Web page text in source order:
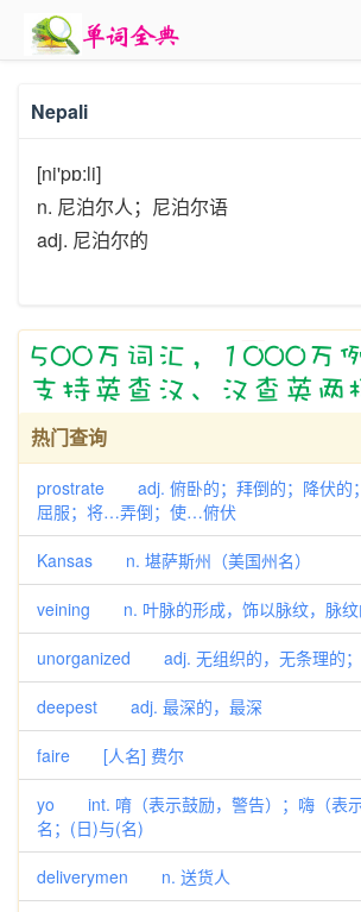
Nepali
[ni'pɒ:li]
n. 尼泊尔人；尼泊尔语
adj. 尼泊尔的
热门查询
prostrate adj. 俯卧的；拜倒的；降伏的
屈服；将…弄倒；使…俯伏
Kansas n. 堪萨斯州（美国州名）
veining n. 叶脉的形成，饰以脉纹，脉纹
unorganized adj. 无组织的，无条理的；
deepest adj. 最深的，最深
faire [人名] 费尔
yo int. 唷（表示鼓励，警告）；嗨（表
名；(日)与(名)
deliverymen n. 送货人